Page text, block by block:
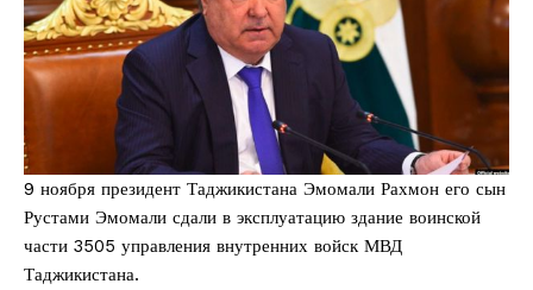
9 ноября президент Таджикистана Эмомали Рахмон его сын
Рустами Эмомали сдали в эксплуатацию здание воинской
части 3505 управления внутренних войск МВД
Таджикистана.